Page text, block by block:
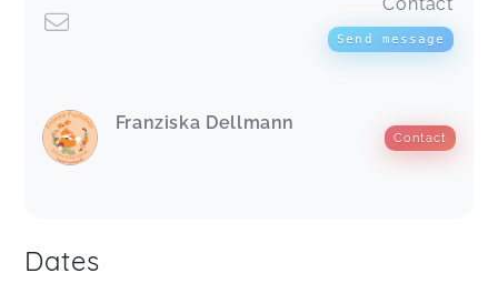
Send message
Franziska Dellmann
Contact
Dates